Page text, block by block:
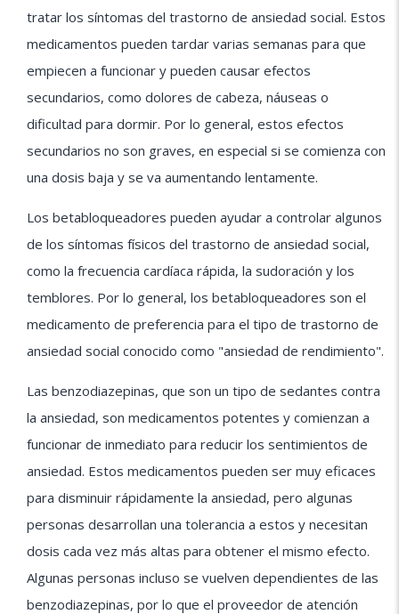
tratar los síntomas del trastorno de ansiedad social. Estos
medicamentos pueden tardar varias semanas para que
empiecen a funcionar y pueden causar efectos
secundarios, como dolores de cabeza, náuseas o
dificultad para dormir. Por lo general, estos efectos
secundarios no son graves, en especial si se comienza con
una dosis baja y se va aumentando lentamente.
Los betabloqueadores pueden ayudar a controlar algunos
de los síntomas físicos del trastorno de ansiedad social,
como la frecuencia cardíaca rápida, la sudoración y los
temblores. Por lo general, los betabloqueadores son el
medicamento de preferencia para el tipo de trastorno de
ansiedad social conocido como "ansiedad de rendimiento".
Las benzodiazepinas, que son un tipo de sedantes contra
la ansiedad, son medicamentos potentes y comienzan a
funcionar de inmediato para reducir los sentimientos de
ansiedad. Estos medicamentos pueden ser muy eficaces
para disminuir rápidamente la ansiedad, pero algunas
personas desarrollan una tolerancia a estos y necesitan
dosis cada vez más altas para obtener el mismo efecto.
Algunas personas incluso se vuelven dependientes de las
benzodiazepinas, por lo que el proveedor de atención